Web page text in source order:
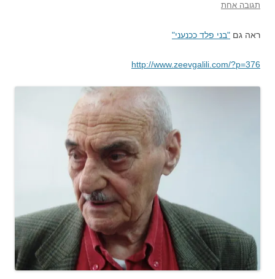
תגובה אחת
ראה גם "בני פלד ככנעני"
http://www.zeevgalili.com/?p=376